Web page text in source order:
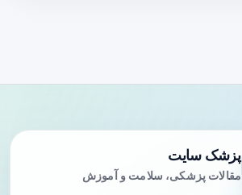
پزشک سایت
مقالات پزشکی، سلامت و آموزش